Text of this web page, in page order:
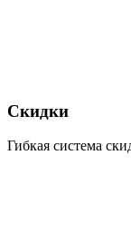
Скидки
Гибкая система